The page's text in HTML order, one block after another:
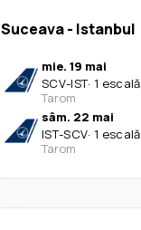
Suceava- Istanbul
mie. 19 mai
SCV-IST· 1 escală
Tarom
sâm. 22 mai
IST-SCV· 1 escală
Tarom